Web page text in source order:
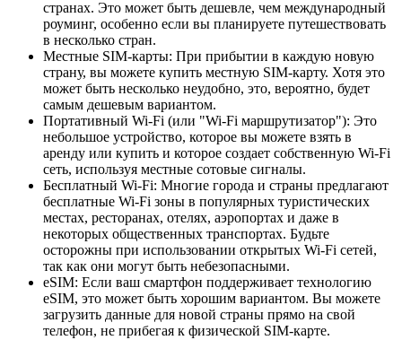
странах. Это может быть дешевле, чем международный
роуминг, особенно если вы планируете путешествовать
в несколько стран.
Местные SIM-карты: При прибытии в каждую новую
страну, вы можете купить местную SIM-карту. Хотя это
может быть несколько неудобно, это, вероятно, будет
самым дешевым вариантом.
Портативный Wi-Fi (или "Wi-Fi маршрутизатор"): Это
небольшое устройство, которое вы можете взять в
аренду или купить и которое создает собственную Wi-Fi
сеть, используя местные сотовые сигналы.
Бесплатный Wi-Fi: Многие города и страны предлагают
бесплатные Wi-Fi зоны в популярных туристических
местах, ресторанах, отелях, аэропортах и даже в
некоторых общественных транспортах. Будьте
осторожны при использовании открытых Wi-Fi сетей,
так как они могут быть небезопасными.
eSIM: Если ваш смартфон поддерживает технологию
eSIM, это может быть хорошим вариантом. Вы можете
загрузить данные для новой страны прямо на свой
телефон, не прибегая к физической SIM-карте.